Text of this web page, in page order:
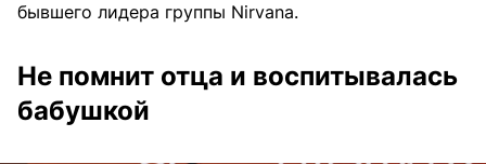
бывшего лидера группы Nirvana.
Не помнит отца и воспитывалась
бабушкой